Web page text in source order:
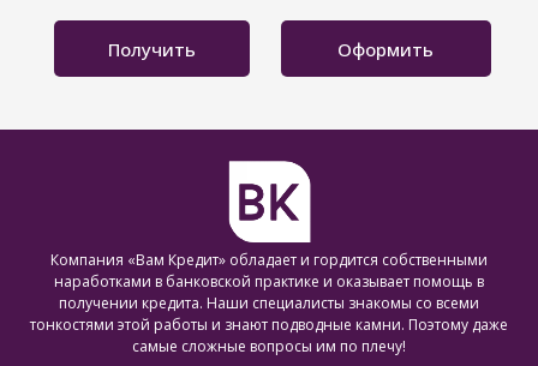
Получить Оформить
Компания «Вам Кредит» обладает и гордится собственными
наработками в банковской практике и оказывает помощь в
получении кредита. Наши специалисты знакомы со всеми
тонкостями этой работы и знают подводные камни. Поэтому даже
самые сложные вопросы им по плечу!